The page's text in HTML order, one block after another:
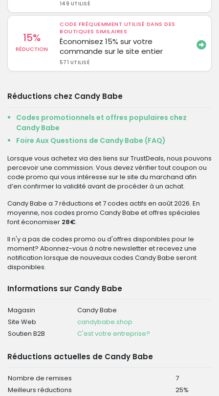
149 UTILISÉ
15%
RÉDUCTION
CODE FRÉQUEMMENT UTILISÉ DANS DES
BOUTIQUES SIMILAIRES
Économisez 15% sur votre
commande sur le site entier
571 UTILISÉ
Réductions chez Candy Babe
Codes promotionnels et offres populaires chez
Candy Babe
Foire Aux Questions de Candy Babe (FAQ)
Lorsque vous achetez via des liens sur TrustDeals, nous pouvons
percevoir une commission. Vous devez vérifier tout coupon ou
code promo qui vous intéresse sur le site du marchand afin
d’en confirmer la validité avant de procéder à un achat.
Candy Babe a 7 réductions et 7 codes actifs en août 2026. En
moyenne, nos codes promo Candy Babe et offres spéciales
font économiser 28€.
Il n'y a pas de codes promo ou d'offres disponibles pour le
moment? Abonnez-vous à notre newsletter et recevez une
notification lorsque de nouveaux codes Candy Babe seront
disponibles.
Informations sur Candy Babe
Magasin
Candy Babe
Site Web
candybabe.shop
Soutien B2B
C'est votre entreprise?
Réductions actuelles de Candy Babe
Nombre de remises
7
Meilleurs réductions
25%